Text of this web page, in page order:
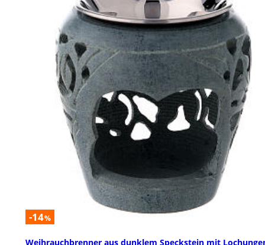
-14%
Weihrauchbrenner aus dunklem Speckstein mit